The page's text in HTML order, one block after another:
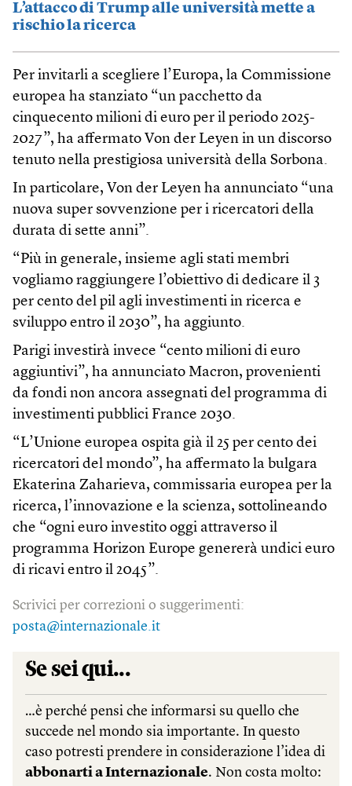
L’attacco di Trump alle università mette a
rischio la ricerca
Per invitarli a scegliere l’Europa, la Commissione
europea ha stanziato “un pacchetto da
cinquecento milioni di euro per il periodo 2025-
2027”, ha affermato Von der Leyen in un discorso
tenuto nella prestigiosa università della Sorbona.
In particolare, Von der Leyen ha annunciato “una
nuova super sovvenzione per i ricercatori della
durata di sette anni”.
“Più in generale, insieme agli stati membri
vogliamo raggiungere l’obiettivo di dedicare il 3
per cento del pil agli investimenti in ricerca e
sviluppo entro il 2030”, ha aggiunto.
Parigi investirà invece “cento milioni di euro
aggiuntivi”, ha annunciato Macron, provenienti
da fondi non ancora assegnati del programma di
investimenti pubblici France 2030.
“L’Unione europea ospita già il 25 per cento dei
ricercatori del mondo”, ha affermato la bulgara
Ekaterina Zaharieva, commissaria europea per la
ricerca, l’innovazione e la scienza, sottolineando
che “ogni euro investito oggi attraverso il
programma Horizon Europe genererà undici euro
di ricavi entro il 2045”.
Scrivici per correzioni o suggerimenti:
posta@internazionale.it